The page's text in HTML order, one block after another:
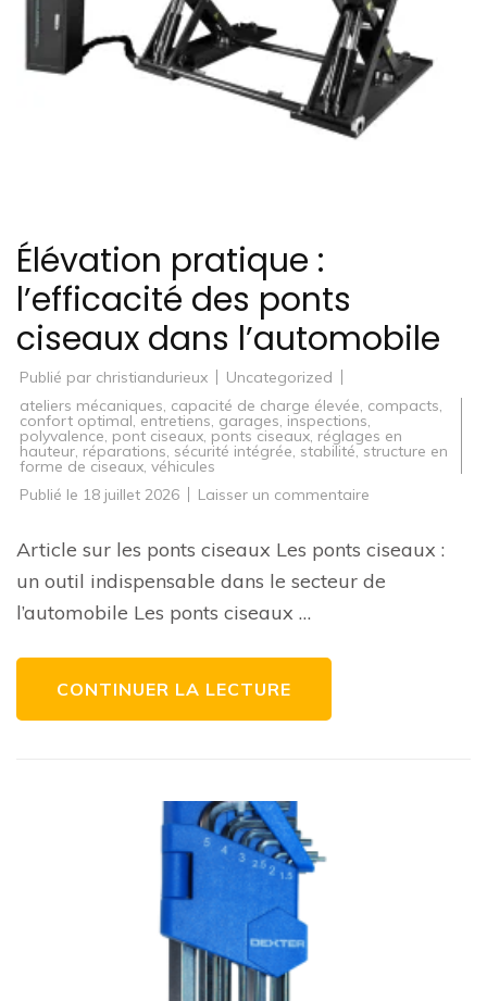
Élévation pratique :
l’efficacité des ponts
ciseaux dans l’automobile
Publié par christiandurieux
Uncategorized
ateliers mécaniques, capacité de charge élevée, compacts,
confort optimal, entretiens, garages, inspections,
polyvalence, pont ciseaux, ponts ciseaux, réglages en
hauteur, réparations, sécurité intégrée, stabilité,structure en
forme de ciseaux, véhicules
Publié le 18 juillet 2026 Laisser un commentaire
l’efficacité
des
ponts
Article sur les ponts ciseaux Les ponts ciseaux :
un outil indispensable dans le secteur de
l’automobile Les ponts ciseaux …
CONTINUER LA LECTURE